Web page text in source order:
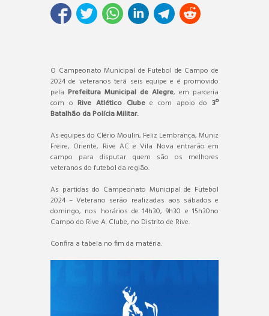
O Campeonato Municipal de Futebol de Campo de
2024 de veteranos terá seis equipe e é promovido
pela Prefeitura Municipal de Alegre, em parceria
com oRive Atlético Clubee com apoio do 3º
Batalhão da Polícia Militar.
As equipes do Clério Moulin, Feliz Lembrança, Muniz
Freire, Oriente, Rive AC e Vila Nova entrarão em
campo para disputar quem são os melhores
veteranos do futebol da região.
As partidas do Campeonato Municipal de Futebol
2024 – Veterano serão realizadas aos sábados e
domingo, nos horários de 14h30, 9h30 e 15h30no
Campo do Rive A. Clube, no Distrito de Rive.
Confira a tabela no fim da matéria.